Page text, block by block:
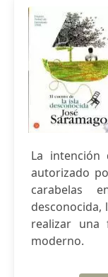
La
autorizado
carabelas
realizar una
moderno.